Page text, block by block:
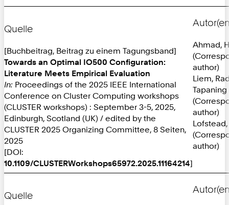
Quelle
[Buchbeitrag, Beitrag zu einem Tagungsband]
Towards an Optimal IO500 Configuration:
Literature Meets Empirical Evaluation
In: Proceedings of the 2025 IEEE International
Conference on Cluster Computing workshops
(CLUSTER workshops) : September 3-5, 2025,
Edinburgh, Scotland (UK) / edited by the
CLUSTER 2025 Organizing Committee, 8 Seiten,
2025
[DOI:
10.1109/CLUSTERWorkshops65972.2025.11164214]
Ahmad,
author)
Liem,
author)
author)
Quelle